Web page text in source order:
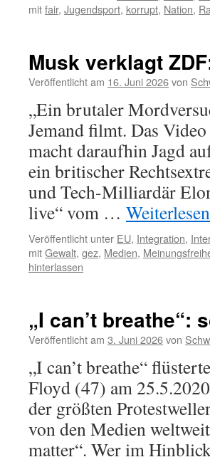
mitfair, Jugendsport, korrupt, Nation,
Musk verklagt
Veröffentlicht am 16. Juni 2026von
„Ein brutaler
Jemand filmt. Das
macht daraufhin Jagd
ein britischer
und Tech-Milliardär
live“ vom … Weiterlesen
Veröffentlicht unter EU, Integration,
mitGewalt, gez, Medien,
hinterlassen
„I can’t breathe“:
Veröffentlicht am 3. Juni 2026von Schw
„I can’t breathe“
Floyd (47) am
der größten
von den Medien
matter“. Wer im